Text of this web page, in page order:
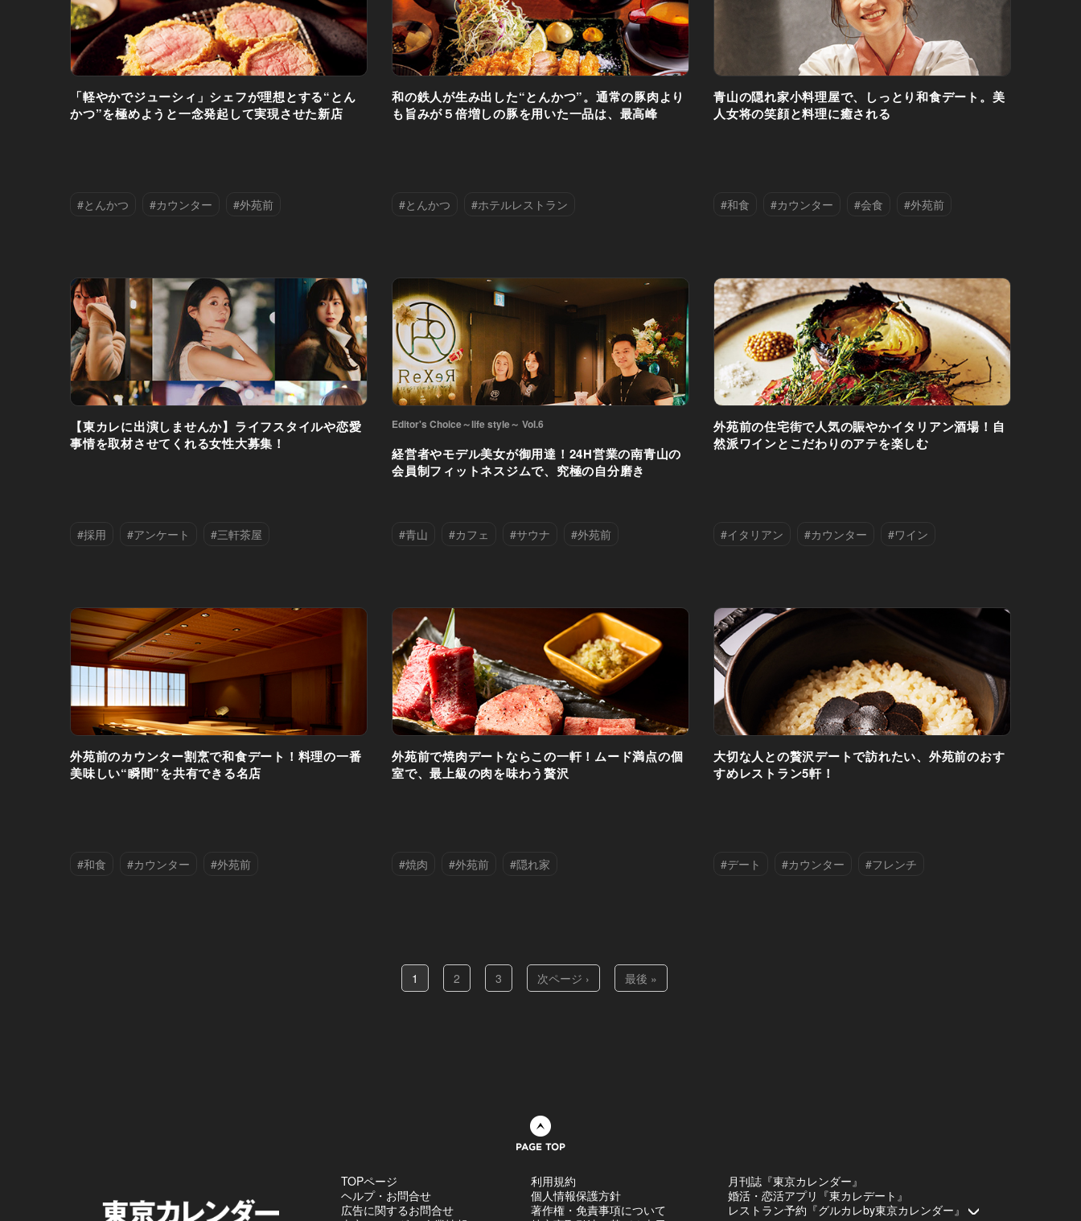
「軽やかでジューシィ」シェフが理想とする“とん
かつ”を極めようと一念発起して実現させた新店
#とんかつ #カウンター #外苑前
和の鉄人が生み出した“とんかつ”。通常の豚肉より
も旨みが５倍増しの豚を用いた一品は、最高峰
#とんかつ
#ホテルレストラン
青山の隠れ家小料理屋で、しっとり和食デート。美
人女将の笑顔と料理に癒される
#和食 #カウンター #会食 #外苑前
【東カレに出演しませんか】ライフスタイルや恋愛
事情を取材させてくれる女性大募集！
#採用 #アンケート
#三軒茶屋
#学芸大学
#恵比寿 #神楽坂
#赤坂
#都立大学
#銀座 #青山 #麻布十番
Editor's Choice～life style～ Vol.6
経営者やモデル美女が御用達！24H営業の南青山の
会員制フィットネスジムで、究極の自分磨き
#青山 #カフェ #サウナ #外苑前
外苑前の住宅街で人気の賑やかイタリアン酒場！自
然派ワインとこだわりのアテを楽しむ
#イタリアン #カウンター
#ワイン
外苑前のカウンター割烹で和食デート！料理の一番
美味しい“瞬間”を共有できる名店
#和食 #カウンター #外苑前
外苑前で焼肉デートならこの一軒！ムード満点の個
室で、最上級の肉を味わう贅沢
#焼肉 #外苑前 #隠れ家
大切な人との贅沢デートで訪れたい、外苑前のおす
すめレストラン5軒！
#デート #カウンター
#フレンチ
1 2 3 次ページ › 最後 »
TOPページ
ヘルプ・お問合せ
広告に関するお問合せ
利用規約
個人情報保護方針
著作権・免責事項について
月刊誌『東京カレンダー』
婚活・恋活アプリ『東カレデート』
レストラン予約『グルカレby東京カレンダー』